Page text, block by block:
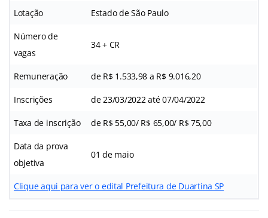
Lotação Estado de São Paulo
Número de
vagas
34 + CR
Remuneração de R$ 1.533,98 a R$ 9.016,20
Inscrições de 23/03/2022 até 07/04/2022
Taxa de inscrição de R$ 55,00/ R$ 65,00/ R$ 75,00
Data da prova
objetiva
01 de maio
Clique aqui para ver o edital Prefeitura de Duartina SP